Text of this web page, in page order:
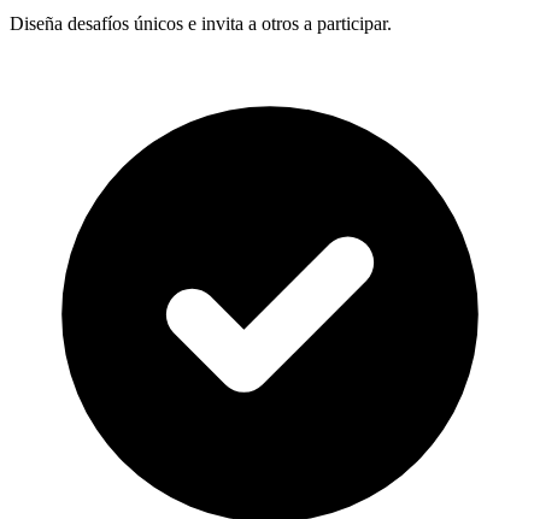
Diseña desafíos únicos e invita a otros a participar.